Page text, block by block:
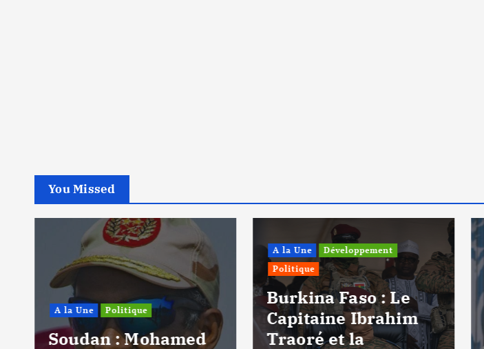
You Missed
A la Une Politique
Soudan : Mohamed
A la Une
Développement
Politique
Burkina Faso : Le
Capitaine Ibrahim
Traoré et la